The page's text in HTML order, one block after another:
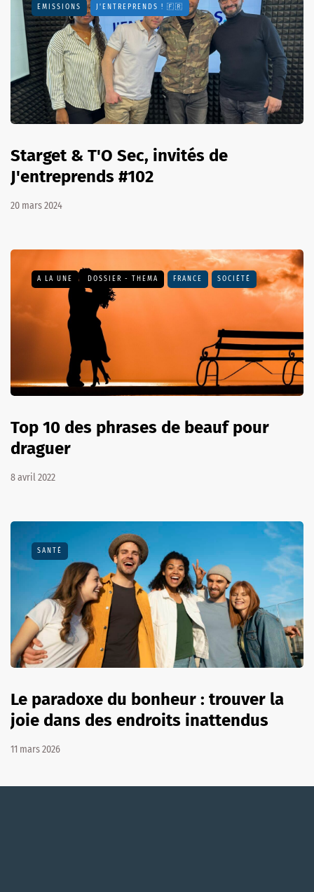
EMISSIONS J'ENTREPRENDS ! 🇫🇷
Starget & T'O Sec, invités de
J'entreprends #102
20 mars 2024
A LA UNE DOSSIER - THEMA FRANCE SOCIÉTÉ
Top 10 des phrases de beauf pour
draguer
8 avril 2022
SANTÉ
Le paradoxe du bonheur : trouver la
joie dans des endroits inattendus
11 mars 2026